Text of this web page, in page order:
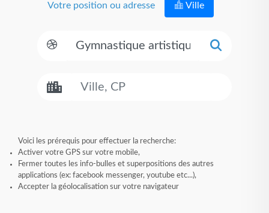
Votre position ou adresse Ville
Voici les prérequis pour effectuer la recherche:
Activer votre GPS sur votre mobile,
Fermer toutes les info-bulles et superpositions des autres
applications (ex: facebook messenger, youtube etc...),
Accepter la géolocalisation sur votre navigateur